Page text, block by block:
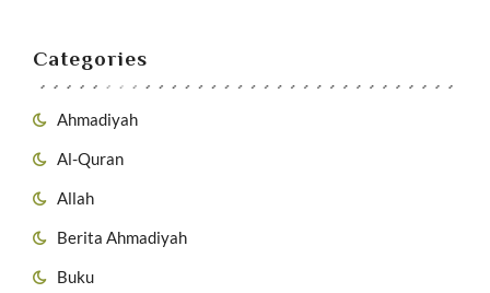
Categories
Ahmadiyah
Al-Quran
Allah
Berita Ahmadiyah
Buku